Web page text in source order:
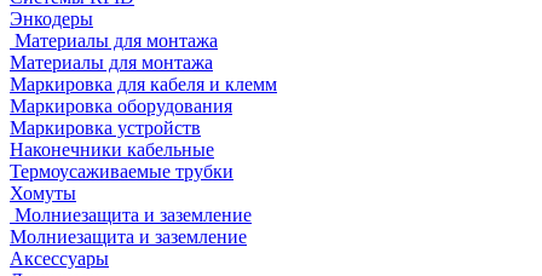
Энкодеры
Материалы для монтажа
Материалы для монтажа
Маркировка для кабеля и клемм
Маркировка оборудования
Маркировка устройств
Наконечники кабельные
Термоусаживаемые трубки
Хомуты
Молниезащита и заземление
Молниезащита и заземление
Аксессуары